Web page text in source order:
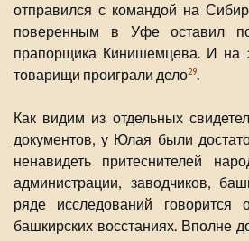
отправился с командой на
поверенным в Уфе оставил
прапорщика Кинишемцева. И на
товарищи проиграли дело29.
Как видим из отдельных
документов, у Юлая были
ненавидеть притеснителей
администрации, заводчиков,
ряде исследований
башкирских восстаниях. Вполне